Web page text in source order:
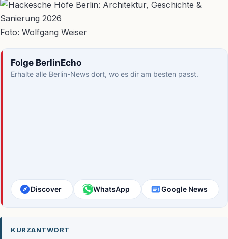
Foto: Wolfgang Weiser
Folge BerlinEcho
Erhalte alle Berlin-News dort, wo es dir am besten passt.
Discover WhatsApp Google News
KURZANTWORT